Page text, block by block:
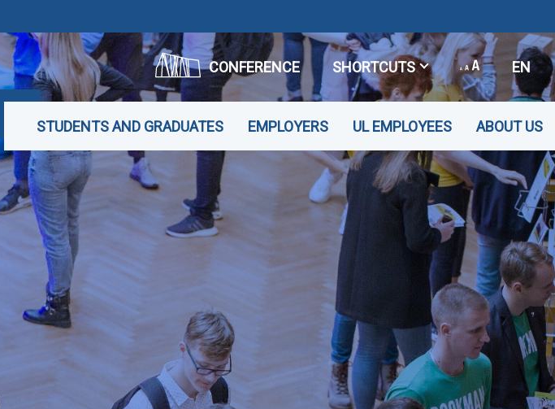
CONFERENCE SHORTCUTS EN
STUDENTS AND GRADUATES EMPLOYERS UL EMPLOYEES ABOUT US